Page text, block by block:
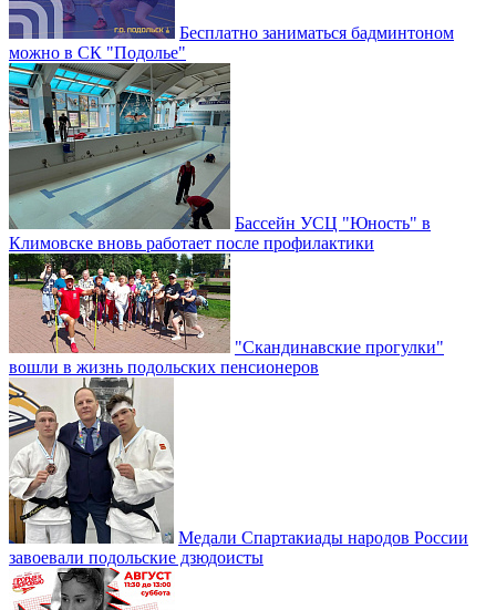
Бесплатно заниматься бадминтоном
можно в СК "Подолье"
Бассейн УСЦ "Юность" в
Климовске вновь работает после профилактики
"Скандинавские прогулки"
вошли в жизнь подольских пенсионеров
Медали Спартакиады народов России
завоевали подольские дзюдоисты